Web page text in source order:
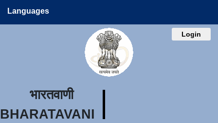
Languages
Login
भारतवाणी
BHARATAVANI